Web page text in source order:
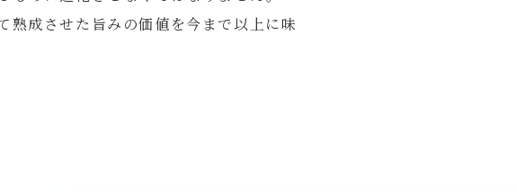
熟成させた旨みの価値を今まで以上に味